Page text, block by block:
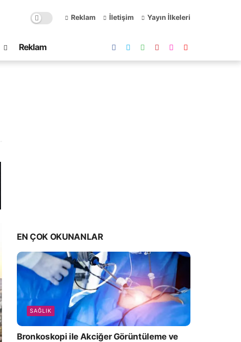
Reklam İletişim Yayın İlkeleri
Reklam
EN ÇOK OKUNANLAR
SAĞLIK
Bronkoskopi ile Akciğer Görüntüleme ve